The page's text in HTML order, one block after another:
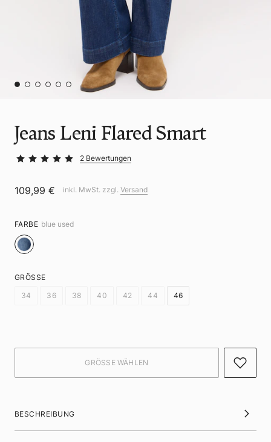
Jeans Leni Flared Smart
2 Bewertungen
109,99 € inkl. MwSt. zzgl. Versand
FARBE blue used
GRÖSSE
34
36 38 40 42 44 46
BESCHREIBUNG